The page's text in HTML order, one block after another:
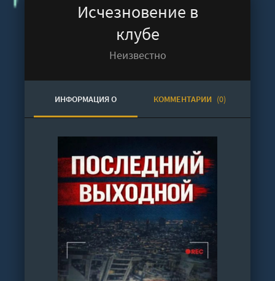
Исчезновение в
клубе
Неизвестно
ИНФОРМАЦИЯ О
АУДИОКНИГЕ
КОММЕНТАРИИ (0)